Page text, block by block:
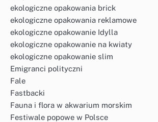
ekologiczne opakowania brick
ekologiczne opakowania reklamowe
ekologiczne opakowanie Idylla
ekologiczne opakowanie na kwiaty
ekologiczne opakowanie slim
Emigranci polityczni
Fale
Fastbacki
Fauna i flora w akwarium morskim
Festiwale popowe w Polsce